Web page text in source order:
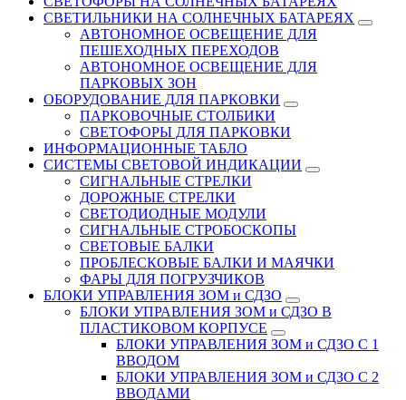
СВЕТИЛЬНИКИ НА СОЛНЕЧНЫХ БАТАРЕЯХ
АВТОНОМНОЕ ОСВЕЩЕНИЕ ДЛЯ
ПЕШЕХОДНЫХ ПЕРЕХОДОВ
АВТОНОМНОЕ ОСВЕЩЕНИЕ ДЛЯ
ПАРКОВЫХ ЗОН
ОБОРУДОВАНИЕ ДЛЯ ПАРКОВКИ
ПАРКОВОЧНЫЕ СТОЛБИКИ
СВЕТОФОРЫ ДЛЯ ПАРКОВКИ
ИНФОРМАЦИОННЫЕ ТАБЛО
CИСТЕМЫ СВЕТОВОЙ ИНДИКАЦИИ
СИГНАЛЬНЫЕ СТРЕЛКИ
ДОРОЖНЫЕ СТРЕЛКИ
СВЕТОДИОДНЫЕ МОДУЛИ
СИГНАЛЬНЫЕ СТРОБОСКОПЫ
СВЕТОВЫЕ БАЛКИ
ПРОБЛЕСКОВЫЕ БАЛКИ И МАЯЧКИ
ФАРЫ ДЛЯ ПОГРУЗЧИКОВ
БЛОКИ УПРАВЛЕНИЯ ЗОМ и СДЗО
БЛОКИ УПРАВЛЕНИЯ ЗОМ и СДЗО В
ПЛАСТИКОВОМ КОРПУСЕ
БЛОКИ УПРАВЛЕНИЯ ЗОМ и СДЗО С 1
ВВОДОМ
БЛОКИ УПРАВЛЕНИЯ ЗОМ и СДЗО С 2
ВВОДАМИ